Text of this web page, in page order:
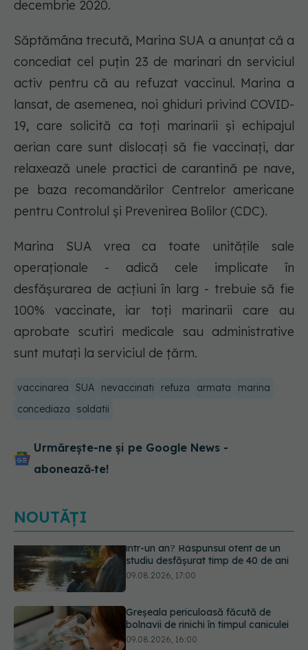
decembrie 2020.
Săptămâna trecută, Marina SUA a anunțat că a
concediat cel puțin 23 de marinari dn serviciul
activ pentru că au refuzat vaccinul. Marina a
lansat, de asemenea, noi ghiduri privind COVID-
19, care solicită ca toți marinarii și echipajul
aerian care sunt dislocați să fie vaccinați, dar
relaxează unele practici de carantină pe nave,
pe baza recomandărilor Centrelor americane
pentru Controlul și Prevenirea Bolilor (CDC).
Marina SUA vrea ca toate unitățile sale
operaționale - adică cele implicate în
desfășurarea de acțiuni în larg - trebuie să fie
100% vaccinate, iar toți marinarii care au
aprobate scutiri medicale sau administrative
sunt mutați la serviciul de țărm.
vaccinarea SUA nevaccinati refuza armata
marina
concediaza
soldatii
Urmărește-ne și pe Google News -
abonează‑te!
NOUTĂȚI
Greșeala periculoasă făcută de
bolnavii de rinichi în timpul caniculei
Cum alegem alimentele pe timp de